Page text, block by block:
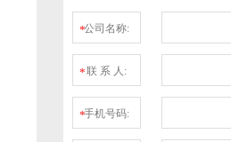
*公司名称:
*联 系 人:
*手机号码: